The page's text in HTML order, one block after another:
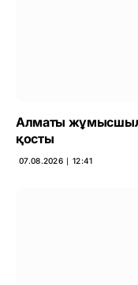
Алматы
қосты
07.08.2026 ∣ 12:41